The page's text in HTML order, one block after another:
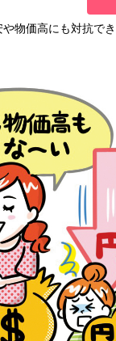
物価高にも対抗で